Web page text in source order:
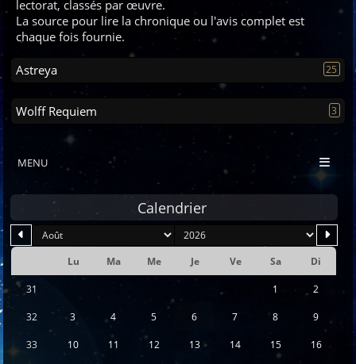
MENU
Calendrier
mois
an
Lu Ma Me Je Ve Sa Di
31 1 2
32 3 4 5 6 7 8 9
33 10 11 12 13 14 15 16
lectorat, classés par œuvre.
La source pour lire la chronique ou l'avis complet est
chaque fois fournie.
Astreya 25
Wolff Requiem 3